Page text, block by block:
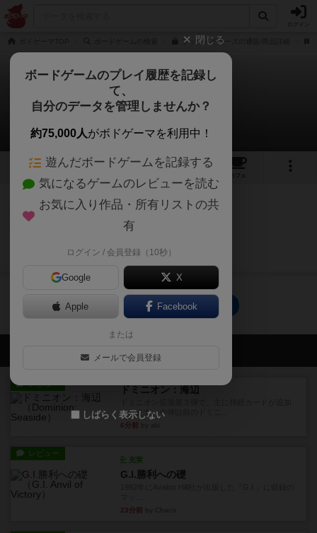
ブックメイカーズの通販/商品詳細
ブックメイカーズ
1件のルール/インスト
7 2
カフェ
192名
国王
ブックメイカーズのトップに戻る
会員の新しい投稿
レビュー ドミニオン：海辺
されます。今弾以前のドミニ...
6分前
レビュー
充実
G.I.勝利への礎
23分前
閉じる
ボードゲームのプレイ履歴を記録し
て、
自分のデータを管理しませんか？
約75,000人がボドゲーマを利用中！
遊んだボードゲームを記録する
気になるゲームのレビューを読む
お気に入り作品・所有リストの共
有
ログイン / 会員登録（10秒）
Google X
Apple Facebook
または
メールで会員登録
しばらく表示しない